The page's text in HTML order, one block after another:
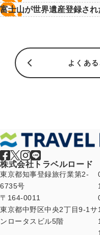
富士山が世界遺産登録さ
よくあ
株式会社トラベルロード
東京都知事登録旅行業第2-
6735号
〒164-0011
東京都中野区中央2丁目9-1サ
ンロータスビル5階